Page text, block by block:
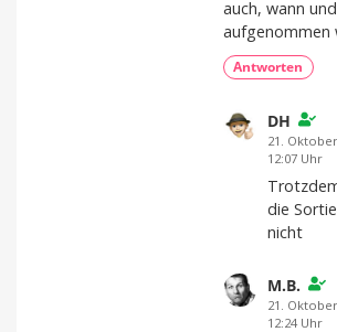
auch, wann
aufgenommen
Antworten
DH
21.
12:07 Uhr
die
nicht
M.B.
21.
12:24 Uhr